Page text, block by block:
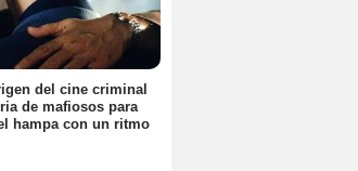
del cine criminal
de mafiosos para
hampa con un ritmo